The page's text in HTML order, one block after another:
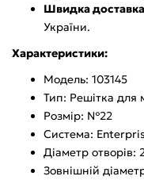
Швидка
України.
Характеристики:
Модель: 103145
Тип: Решітка для
Розмір: №22
Система:
Діаметр отворів:
Зовнішній